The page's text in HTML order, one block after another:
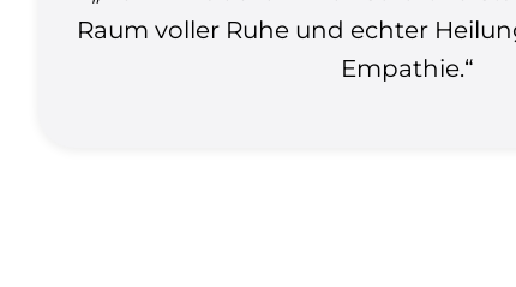
Raum voller Ruhe und echter
Empathie.“